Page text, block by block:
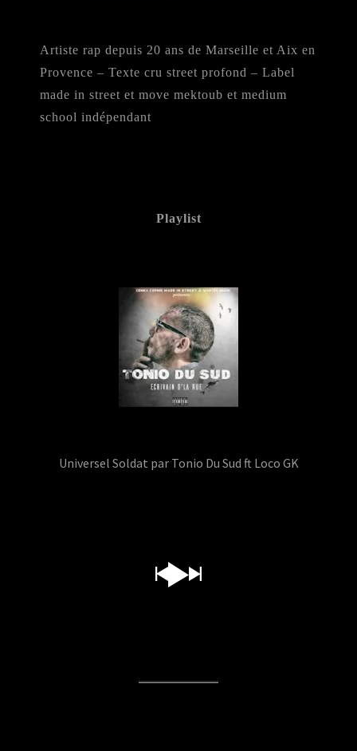
Artiste rap depuis 20 ans de Marseille et Aix en
Provence – Texte cru street profond – Label
made in street et move mektoub et medium
school indépendant
Playlist
Universel Soldat par Tonio Du Sud ft Loco GK